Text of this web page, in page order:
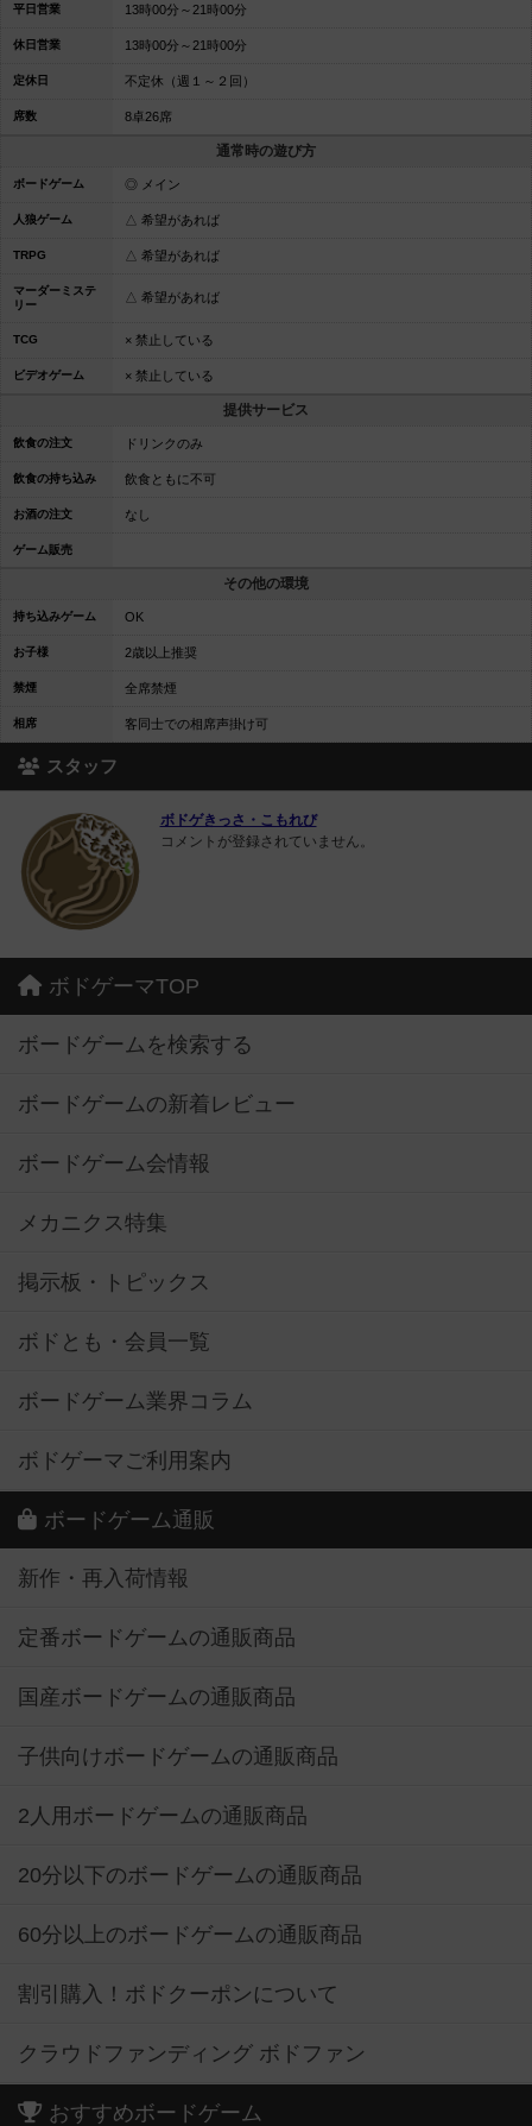
平日営業 13時00分～21時00分
休日営業 13時00分～21時00分
定休日 不定休（週１～２回）
席数 8卓26席
通常時の遊び方
ボードゲーム ◎ メイン
人狼ゲーム △ 希望があれば
TRPG △ 希望があれば
マーダーミステ
リー
△ 希望があれば
TCG × 禁止している
ビデオゲーム × 禁止している
提供サービス
飲食の注文 ドリンクのみ
飲食の持ち込み 飲食ともに不可
お酒の注文 なし
ゲーム販売
その他の環境
持ち込みゲーム OK
お子様 2歳以上推奨
禁煙 全席禁煙
相席 客同士での相席声掛け可
スタッフ
ボドゲきっさ・こもれび
コメントが登録されていません。
ボドゲーマTOP
ボードゲームを検索する
ボードゲームの新着レビュー
ボードゲーム会情報
メカニクス特集
掲示板・トピックス
ボドとも・会員一覧
ボードゲーム業界コラム
ボドゲーマご利用案内
ボードゲーム通販
新作・再入荷情報
定番ボードゲームの通販商品
国産ボードゲームの通販商品
子供向けボードゲームの通販商品
2人用ボードゲームの通販商品
20分以下のボードゲームの通販商品
60分以上のボードゲームの通販商品
割引購入！ボドクーポンについて
クラウドファンディング ボドファン
おすすめボードゲーム